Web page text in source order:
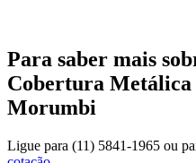
Para saber mais
Cobertura Metálica
Morumbi
Ligue para (11) 5841-1965 ou